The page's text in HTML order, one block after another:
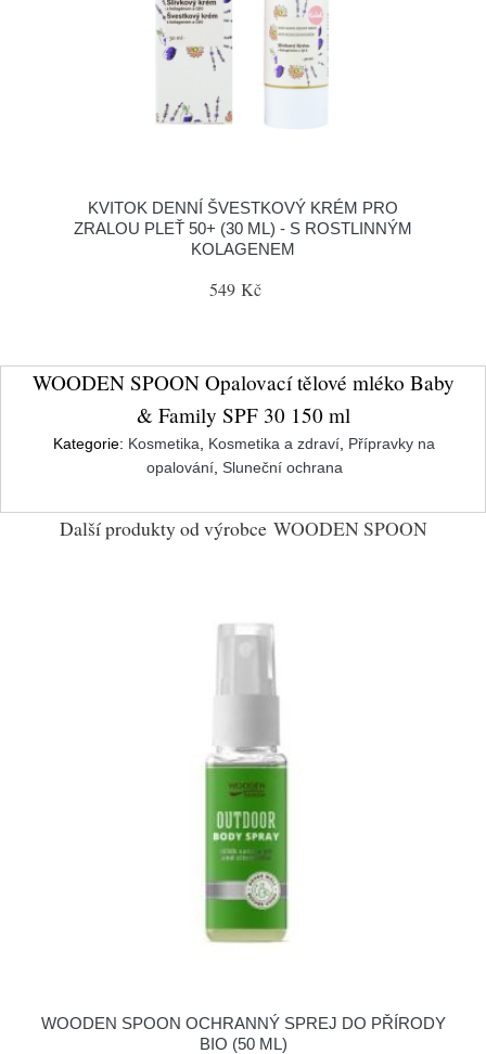
KVITOK DENNÍ ŠVESTKOVÝ KRÉM PRO
ZRALOU PLEŤ 50+ (30 ML) - S ROSTLINNÝM
KOLAGENEM
549 Kč
WOODEN SPOON Opalovací tělové mléko Baby
& Family SPF 30 150 ml
Kategorie: Kosmetika Kosmetika a zdraví Přípravky na
opalování, Sluneční ochrana
Další produkty od výrobce WOODEN SPOON
WOODEN SPOON OCHRANNÝ SPREJ DO PŘÍRODY
BIO (50 ML)